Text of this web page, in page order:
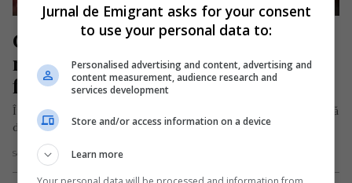
Casa unei românce plecate la
muncă în străinătate, cuprinsă de
flăcări. Focul a fost pus intenționat
În noaptea de joi spre vineri, 12 iulie, în jurul orei 02:30, o casă
din localitatea Voitinel, județul Suceava, a…
Scris de Daniela Stoica- sâmbătă, 13 iulie 2024
Jurnal de Emigrant asks for your consent
to use your personal data to:
Personalised advertising and content, advertising and
content measurement, audience research and
services development
Store and/or access information on a device
Learn more